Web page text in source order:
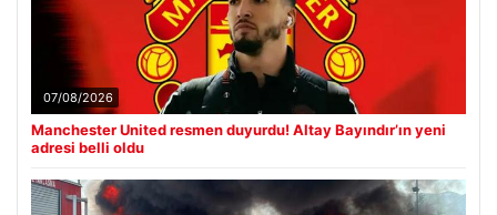
07/08/2026
Manchester United resmen duyurdu! Altay Bayındır’ın yeni
adresi belli oldu